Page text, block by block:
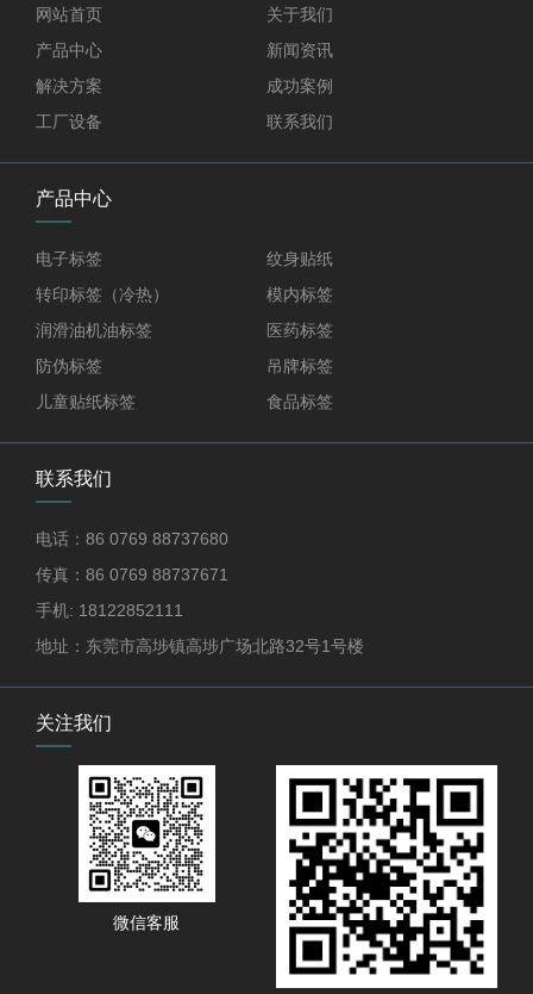
网站首页
关于我们
产品中心
新闻资讯
解决方案
成功案例
工厂设备
联系我们
产品中心
电子标签
纹身贴纸
转印标签（冷热）
模内标签
润滑油机油标签
医药标签
防伪标签
吊牌标签
儿童贴纸标签
食品标签
联系我们
电话：86 0769 88737680
传真：86 0769 88737671
手机: 18122852111
地址：东莞市高埗镇高埗广场北路32号1号楼
关注我们
微信客服